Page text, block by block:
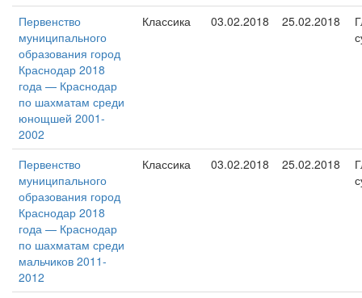
Первенство
муниципального
образования город
Краснодар 2018
года — Краснодар
по шахматам среди
юнощшей 2001-
2002
Классика 03.02.2018 25.02.2018
Первенство
муниципального
образования город
Краснодар 2018
года — Краснодар
по шахматам среди
мальчиков 2011-
2012
Классика 03.02.2018 25.02.2018